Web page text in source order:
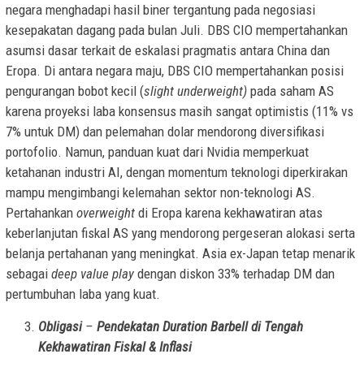
negara menghadapi hasil biner tergantung pada negosiasi
kesepakatan dagang pada bulan Juli. DBS CIO mempertahankan
asumsi dasar terkait de eskalasi pragmatis antara China dan
Eropa. Di antara negara maju, DBS CIO mempertahankan posisi
pengurangan bobot kecil (slight underweight) pada saham AS
karena proyeksi laba konsensus masih sangat optimistis (11% vs
7% untuk DM) dan pelemahan dolar mendorong diversifikasi
portofolio. Namun, panduan kuat dari Nvidia memperkuat
ketahanan industri AI, dengan momentum teknologi diperkirakan
mampu mengimbangi kelemahan sektor non-teknologi AS.
Pertahankan overweight di Eropa karena kekhawatiran atas
keberlanjutan fiskal AS yang mendorong pergeseran alokasi serta
belanja pertahanan yang meningkat. Asia ex-Japan tetap menarik
sebagai deep value play dengan diskon 33% terhadap DM dan
pertumbuhan laba yang kuat.
Obligasi– Pendekatan Duration Barbell di Tengah
Kekhawatiran Fiskal & Inflasi